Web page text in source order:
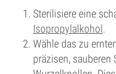
Sterilisiere eine
Isopropylalkohol.
Wähle das zu
präzisen,